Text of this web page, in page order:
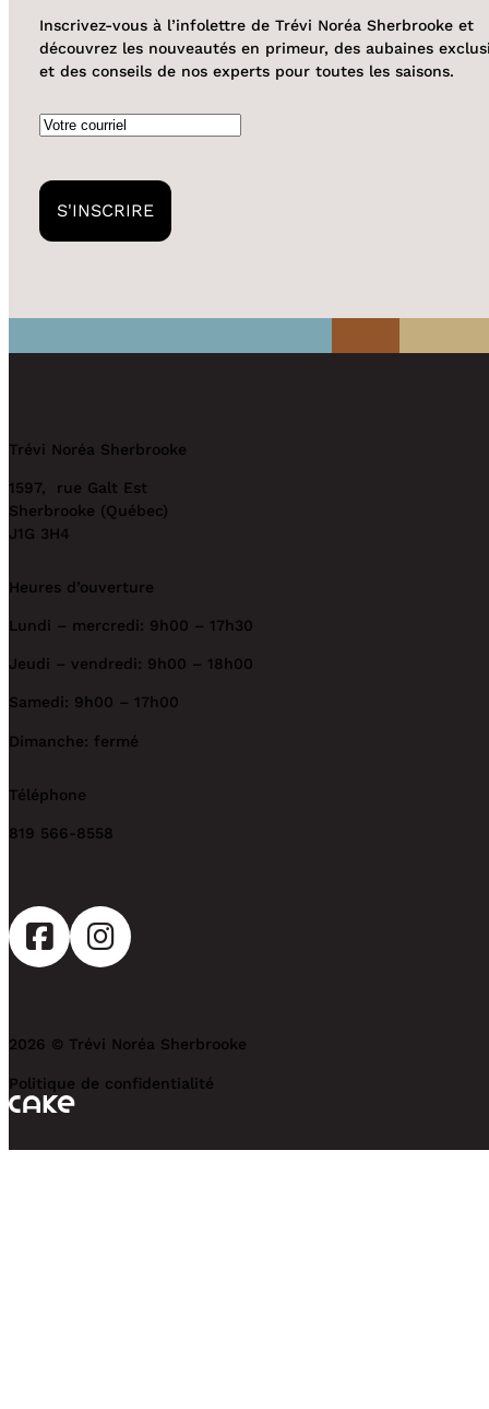
Inscrivez-vous à l’infolettre de Trévi Noréa Sherbrooke et
découvrez les nouveautés en primeur, des aubaines
et des conseils de nos experts pour toutes les saisons.
Courriel
Trévi Noréa Sherbrooke
1597, rue Galt Est
Sherbrooke (Québec)
J1G 3H4
Heures d’ouverture
Lundi – mercredi: 9h00 – 17h30
Jeudi – vendredi: 9h00 – 18h00
Samedi: 9h00 – 17h00
Dimanche: fermé
Téléphone
819 566-8558
Politique de confidentialité
2026 © Trévi Noréa Sherbrooke